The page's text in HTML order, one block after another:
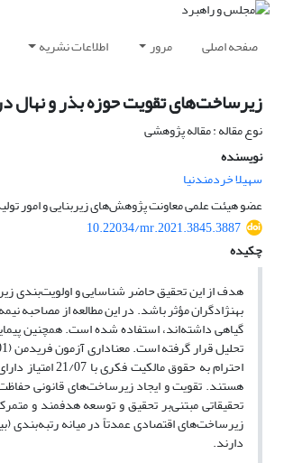
صفحه اصلی مرور اطلاعات نشریه
زیرساخت‌های تقویت حوزه بذر و نهال
نوع مقاله : مقاله پژوهشی
نویسنده
سهیلا خردمندنیا
عضو هیئت علمی معاونت پژوهش‌های زیربنایی و امور
10.22034/mr.2021.3845.3887
چکیده
هدف از این تحقیق حاضر شناسایی و اولویت‌بندی
بهنژادگران مؤثر باشد. در این مطالعه از مصاحبه
هستند. تقویت و ایجاد زیرساخت‌های قانونی
دارند.